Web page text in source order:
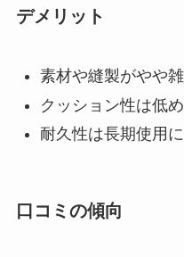
デメリット
素材や縫製がやや
クッション性は低
耐久性は長期使用
口コミの傾向